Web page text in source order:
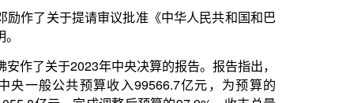
心的党中央坚强领导下，国
改革开放，加大宏观调控力
升向好，高质量发展扎实推
建议批准该草案。